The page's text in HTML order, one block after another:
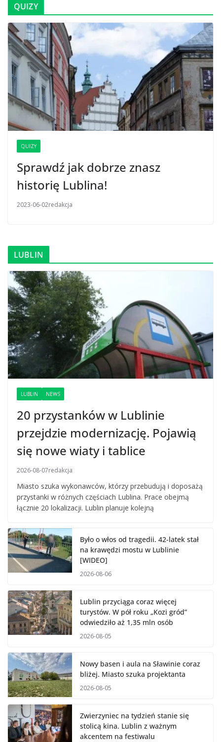
QUIZY
QUIZY
Sprawdź jak dobrze znasz
historię Lublina!
2023-06-02redakcja
LUBLIN
LUBLIN NEWS
20 przystanków w Lublinie
przejdzie modernizację. Pojawią
się nowe wiaty i tablice
2026-08-07redakcja
Miasto szuka wykonawców, którzy przebudują i doposażą
przystanki w różnych częściach Lublina. Prace obejmą
łącznie 20 lokalizacji. Lublin planuje kolejną
Było o włos od tragedii. 42-latek stał
na krawędzi mostu w Lublinie
[WIDEO]
2026-08-06
Lublin przyciąga coraz więcej
turystów. W pół roku „Kozi gród”
odwiedziło aż 1,35 mln osób
2026-08-05
Nowy basen i aula na Sławinie coraz
bliżej. Miasto szuka projektanta
2026-08-05
Zwierzyniec na tydzień stanie się
stolicą kina. Lublin z ważnym
akcentem na festiwalu